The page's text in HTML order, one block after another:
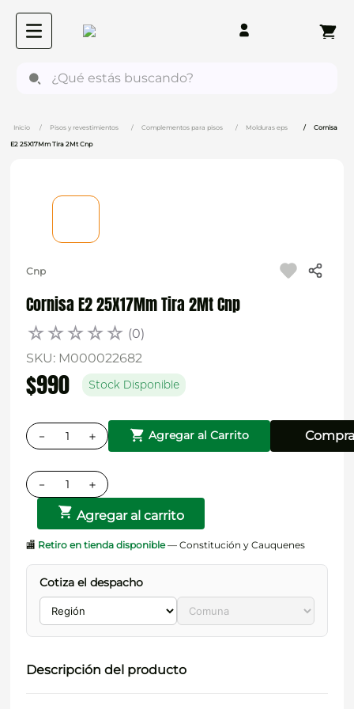
Pisos y revestimientos Complementos para pisos Molduras eps Cornisa
E2 25X17Mm Tira 2Mt Cnp
Cnp
Cornisa E2 25X17Mm Tira 2Mt Cnp
☆☆☆☆☆ (0)
SKU: M000022682
$990 Stock Disponible
＋
－ Agregar al Carrito
＋
－
Agregar al carrito
🏬 Retiro en tienda disponible— Constitución y Cauquenes
Cotiza el despacho
Descripción del producto